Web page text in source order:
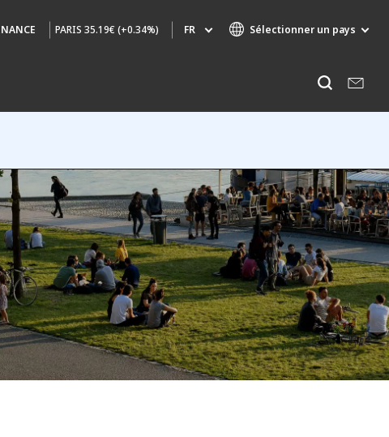
PARIS 35.19€ (+0.34%) FR Sélectionner un pays
AIR QUALITY
INGÉNIERIE & CONSEIL
HAZARDOUS WASTE EUROPE
INDUSTRIES GLOBAL SOLUTIONS
NUCLEAR SOLUTIONS
OFIS
SEDE BENELUX
VEOLIA AGRICULTURE
WATER TECHNOLOGIES